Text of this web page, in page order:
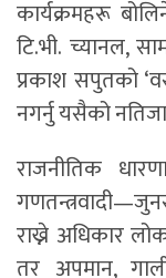
कार्यक्रमहरू
टि.भी. च्यानल,
प्रकाश सपुतको
नगर्नु यसैको
राजनीतिक
राख्ने अधिकार
तर अपमान,